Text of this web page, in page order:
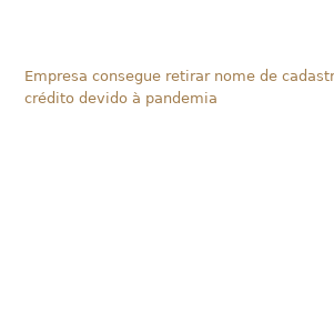
Empresa consegue retirar nome de
crédito devido à pandemia